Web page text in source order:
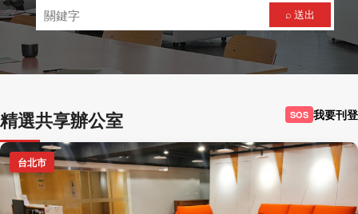
⌕ 送出
精選共享辦公室 SOS 我要刊登
台北市